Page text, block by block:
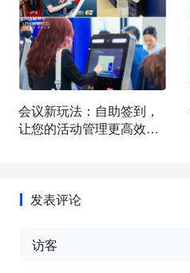
会议新玩法：自助签到，
让您的活动管理更高效便
发表评论